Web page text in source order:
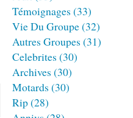
Témoignages (33)
Vie Du Groupe(32)
Autres Groupes (31)
Celebrites (30)
Archives (30)
Motards (30)
Rip(28)